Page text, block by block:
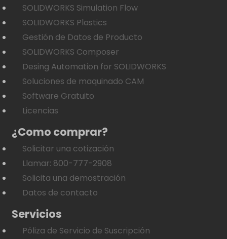
SOLIDWORKS Simulation Flow
SOLIDWORKS Plastics
Gestión de Datos de Producto
SOLIDWORKS Composer
Desing Automation for SOLIDWORKS
Soluciones de maquinado CAM
Software Gratuito
Licencias
¿Como comprar?
Solicitar una cotización
Llamar: 800-777-2908
Solicita una demostración
Datos de contacto
Servicios
Póliza de Servicio de Suscripción